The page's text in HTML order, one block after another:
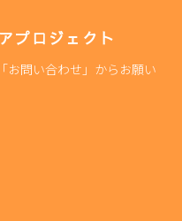
プロジェクト
お問い合わせ」からお願い